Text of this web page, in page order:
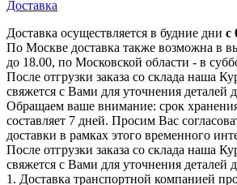
Доставка
Доставка осуществляется в будние дни с
По Москве доставка также возможна в
до 18.00, по Московской области - в
После отгрузки заказа со склада наша
свяжется с Вами для уточнения деталей
Обращаем ваше внимание: срок хранения
составляет 7 дней. Просим Вас
доставки в рамках этого временного
После отгрузки заказа со склада наша
свяжется с Вами для уточнения деталей
1. Доставка транспортной компанией